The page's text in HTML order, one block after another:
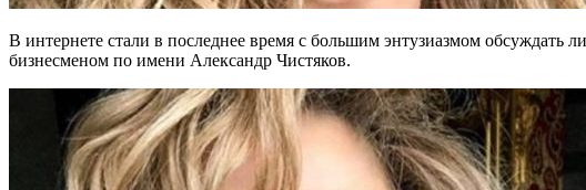
В интернете стали в последнее время с большим энтузиазмом
бизнесменом по имени Александр Чистяков.